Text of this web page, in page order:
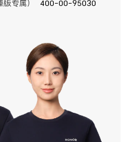
专属）
400-00-95030